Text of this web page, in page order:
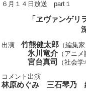
６月１４日放送 part１
「ヱヴァンゲ
出演 竹熊健太郎 （編集
氷川竜介 （アニ
宮台真司
（社会
コメント出演
林原めぐみ 三石琴乃